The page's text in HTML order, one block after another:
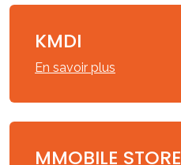
KMDI
En savoir plus
MMOBILE STORE